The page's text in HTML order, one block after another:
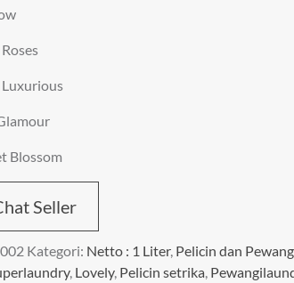
Luxurious
Blossom
Seller
Kategori: Netto : 1 Liter, Pelicin dan
, Lovely, Pelicin setrika,